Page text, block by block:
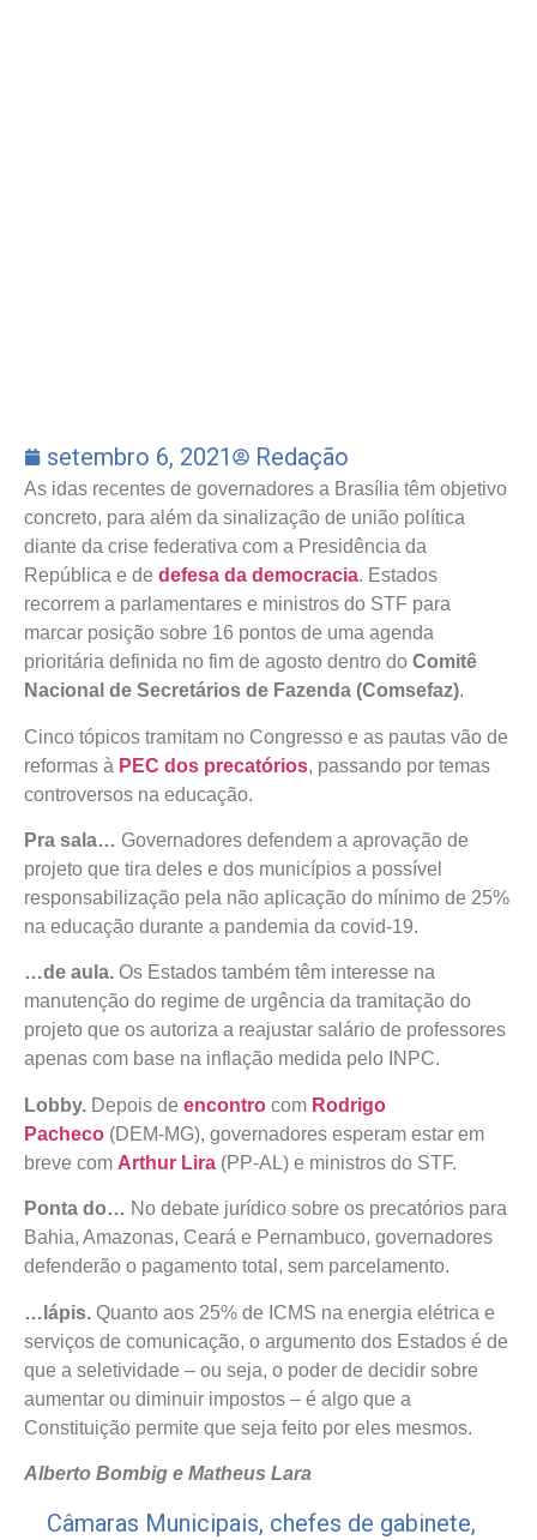
setembro 6, 2021 Redação
As idas recentes de governadores a Brasília têm objetivo
concreto, para além da sinalização de união política
diante da crise federativa com a Presidência da
República e de defesa da democracia. Estados
recorrem a parlamentares e ministros do STF para
marcar posição sobre 16 pontos de uma agenda
prioritária definida no fim de agosto dentro do Comitê
Nacional de Secretários de Fazenda (Comsefaz).
Cinco tópicos tramitam no Congresso e as pautas vão de
reformas à PEC dos precatórios, passando por temas
controversos na educação.
Pra sala… Governadores defendem a aprovação de
projeto que tira deles e dos municípios a possível
responsabilização pela não aplicação do mínimo de 25%
na educação durante a pandemia da covid-19.
…de aula. Os Estados também têm interesse na
manutenção do regime de urgência da tramitação do
projeto que os autoriza a reajustar salário de professores
apenas com base na inflação medida pelo INPC.
Lobby. Depois de encontro com Rodrigo
Pacheco (DEM-MG), governadores esperam estar em
breve com Arthur Lira (PP-AL) e ministros do STF.
Ponta do… No debate jurídico sobre os precatórios para
Bahia, Amazonas, Ceará e Pernambuco, governadores
defenderão o pagamento total, sem parcelamento.
…lápis. Quanto aos 25% de ICMS na energia elétrica e
serviços de comunicação, o argumento dos Estados é de
que a seletividade – ou seja, o poder de decidir sobre
aumentar ou diminuir impostos – é algo que a
Constituição permite que seja feito por eles mesmos.
Alberto Bombig e Matheus Lara
Câmaras Municipais, chefes de gabinete,